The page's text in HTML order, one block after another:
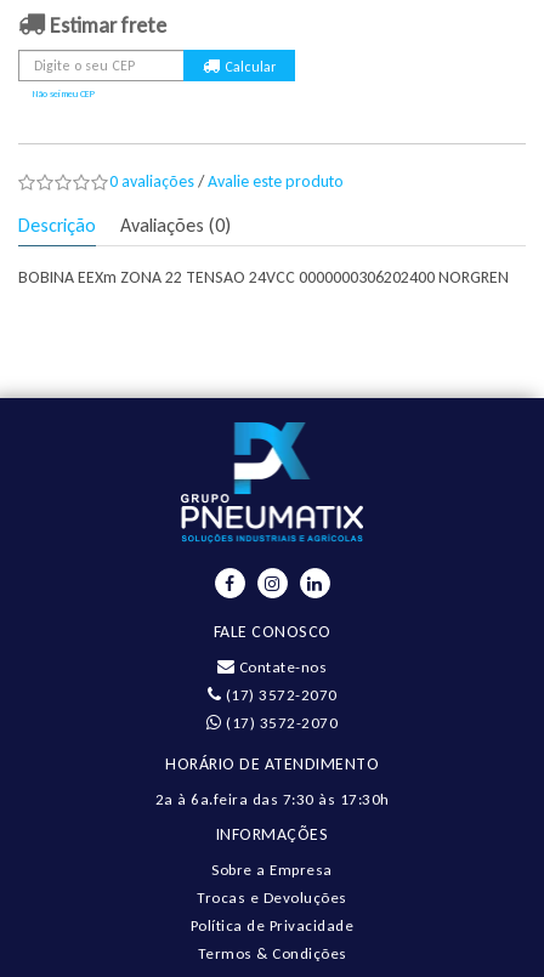
Estimar frete
Não sei meu CEP
0 avaliações/Avalie este produto
Descrição Avaliações (0)
BOBINA EEXm ZONA 22 TENSAO 24VCC 0000000306202400 NORGREN
FALE CONOSCO
Contate-nos
(17) 3572-2070
(17) 3572-2070
HORÁRIO DE ATENDIMENTO
2a à 6a.feira das 7:30 às 17:30h
INFORMAÇÕES
Sobre a Empresa
Trocas e Devoluções
Política de Privacidade
Termos & Condições